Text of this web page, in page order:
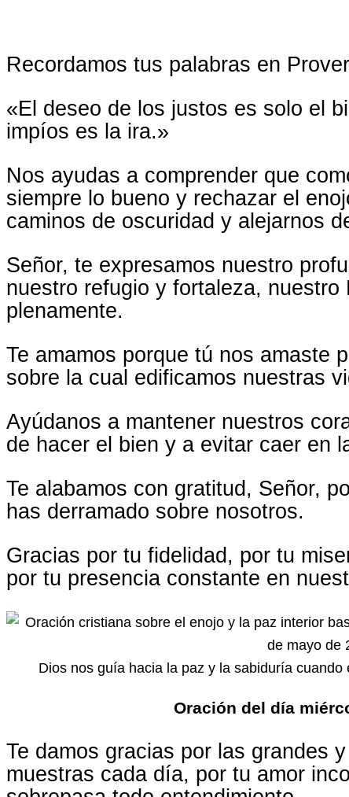
Recordamos tus palabras en
«El deseo de los justos es solo el
impíos es la ira.»
Nos ayudas a comprender que
siempre lo bueno y rechazar el
caminos de oscuridad y alejarnos
Señor, te expresamos nuestro
nuestro refugio y fortaleza, nuestro
plenamente.
Te amamos porque tú nos amaste
sobre la cual edificamos nuestras
Ayúdanos a mantener nuestros
de hacer el bien y a evitar caer en
Te alabamos con gratitud, Señor,
has derramado sobre nosotros.
Gracias por tu fidelidad, por tu
por tu presencia constante en
Dios nos guía hacia la paz y la sabiduría
Oración del día
Te damos gracias por las grandes
muestras cada día, por tu amor